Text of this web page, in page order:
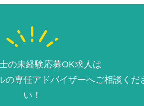
の未経験応募OK求人は
の専任アドバイザーへご相談くだ
い！